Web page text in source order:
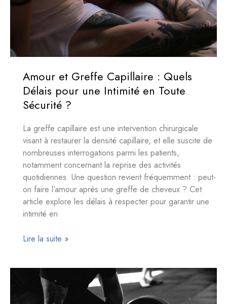
Amour et Greffe Capillaire : Quels
Délais pour une Intimité en Toute
Sécurité ?
La greffe capillaire est une intervention chirurgicale
visant à restaurer la densité capillaire, et elle suscite de
nombreuses interrogations parmi les patients,
notamment concernant la reprise des activités
quotidiennes. Une question revient fréquemment : peut-
on faire l’amour après une greffe de cheveux ? Cet
article explore les délais à respecter pour garantir une
intimité en
Amour
Capillaire
Lire la suite »